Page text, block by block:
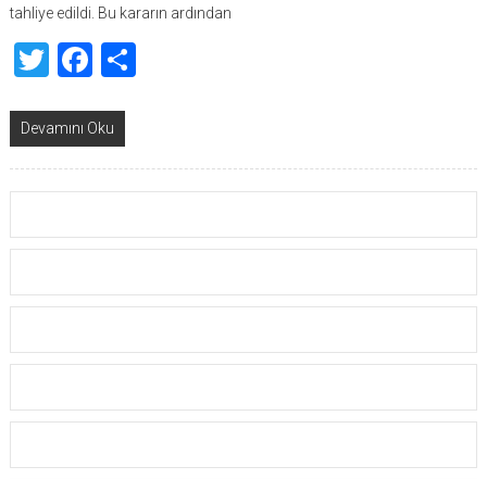
tahliye edildi. Bu kararın ardından
TwitterFacebook
Share
Devamını Oku